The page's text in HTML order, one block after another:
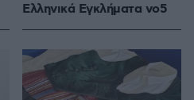
Ελληνικά Εγκλήματα νο5